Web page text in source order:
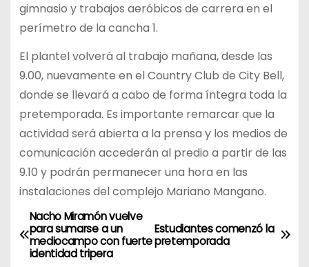
gimnasio y trabajos aeróbicos de carrera en el
perímetro de la cancha 1.
El plantel volverá al trabajo mañana, desde las
9.00, nuevamente en el Country Club de City Bell,
donde se llevará a cabo de forma íntegra toda la
pretemporada. Es importante remarcar que la
actividad será abierta a la prensa y los medios de
comunicación accederán al predio a partir de las
9.10 y podrán permanecer una hora en las
instalaciones del complejo Mariano Mangano.
N
a
Estudiantes comenzó la
pretemporada
Nacho Miramón vuelve
para sumarse a un
mediocampo con fuerte
identidad tripera